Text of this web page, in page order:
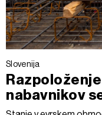
Slovenija
nabavnikov